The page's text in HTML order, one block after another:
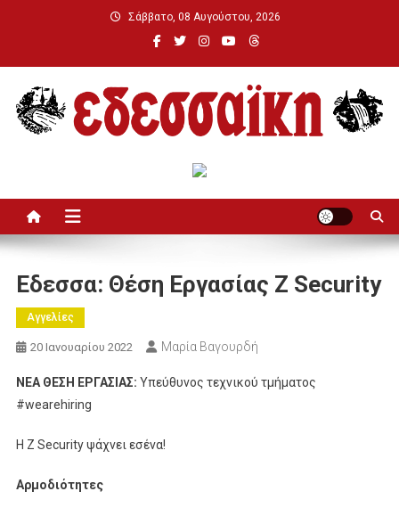
Σάββατο, 08 Αυγούστου, 2026
Εδεσσα: Θέση Εργασίας Z Security
Αγγελίες
20 Ιανουαρίου 2022 Μαρία Βαγουρδή
ΝΕΑ ΘΕΣΗ ΕΡΓΑΣΙΑΣ: Υπεύθυνος τεχνικού τμήματος
#wearehiring
Η Z Security ψάχνει εσένα!
Αρμοδιότητες